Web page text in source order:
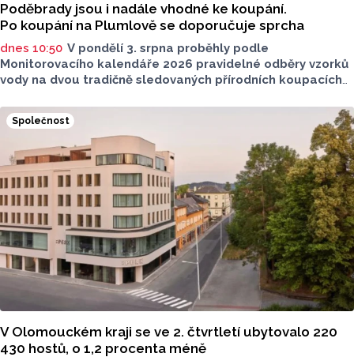
Poděbrady jsou i nadále vhodné ke koupání.
Po koupání na Plumlově se doporučuje sprcha
dnes 10:50 V pondělí 3. srpna proběhly podle
Monitorovacího kalendáře 2026 pravidelné odběry vzorků
vody na dvou tradičně sledovaných přírodních koupacích
(VN Plumlov) a v Koupací oblasti Poděbrady (KO
Poděbrady). Monitoring byl proveden Krajskou
hygienickou stanicí Olomouckého kraje (KHS)
ve spolupráci se Zdravotním ústavem se sídlem v Ostravě,
Centrem hygienických laboratoří v Olomouci.
Společnost
V Olomouckém kraji se ve 2. čtvrtletí ubytovalo 220
430 hostů, o 1,2 procenta méně